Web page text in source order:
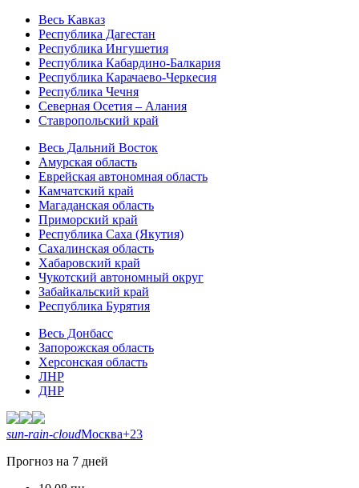
Весь Кавказ
Республика Дагестан
Республика Ингушетия
Республика Кабардино-Балкария
Республика Карачаево-Черкесия
Республика Чечня
Северная Осетия – Алания
Ставропольский край
Весь Дальний Восток
Амурская область
Еврейская автономная область
Камчатский край
Магаданская область
Приморский край
Республика Саха (Якутия)
Сахалинская область
Хабаровский край
Чукотский автономный округ
Забайкальский край
Республика Бурятия
Весь Донбасс
Запорожская область
Херсонская область
ЛНР
ДНР
sun-rain-cloudМосква+23
Прогноз на 7 дней